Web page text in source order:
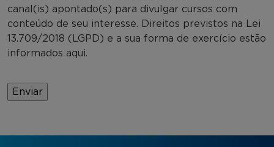
canal(is) apontado(s) para divulgar cursos com
conteúdo de seu interesse. Direitos previstos na Lei
13.709/2018 (LGPD) e a sua forma de exercício estão
informados aqui.